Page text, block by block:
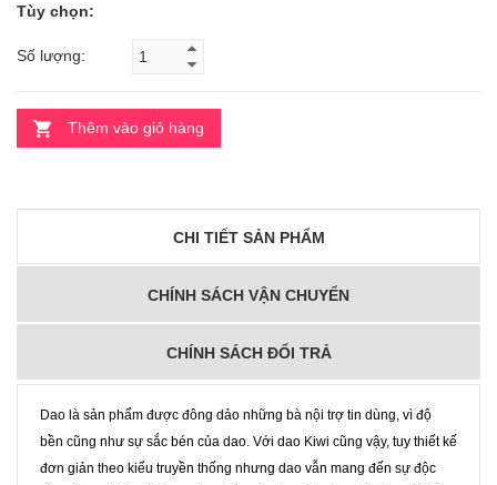
Tùy chọn:
Số lượng:
Thêm vào giỏ hàng
CHI TIẾT SẢN PHẨM
CHÍNH SÁCH VẬN CHUYỂN
CHÍNH SÁCH ĐỔI TRẢ
Dao là sản phẩm được đông dảo những bà nội trợ tin dùng, vì độ
bền cũng như sự sắc bén của dao. Với dao Kiwi cũng vậy, tuy thiết kế
đơn giản theo kiểu truyền thống nhưng dao vẫn mang đến sự độc